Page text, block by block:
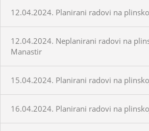
12.04.2024. Planirani radovi na
12.04.2024. Neplanirani radovi na
Manastir
15.04.2024. Planirani radovi na
16.04.2024. Planirani radovi na